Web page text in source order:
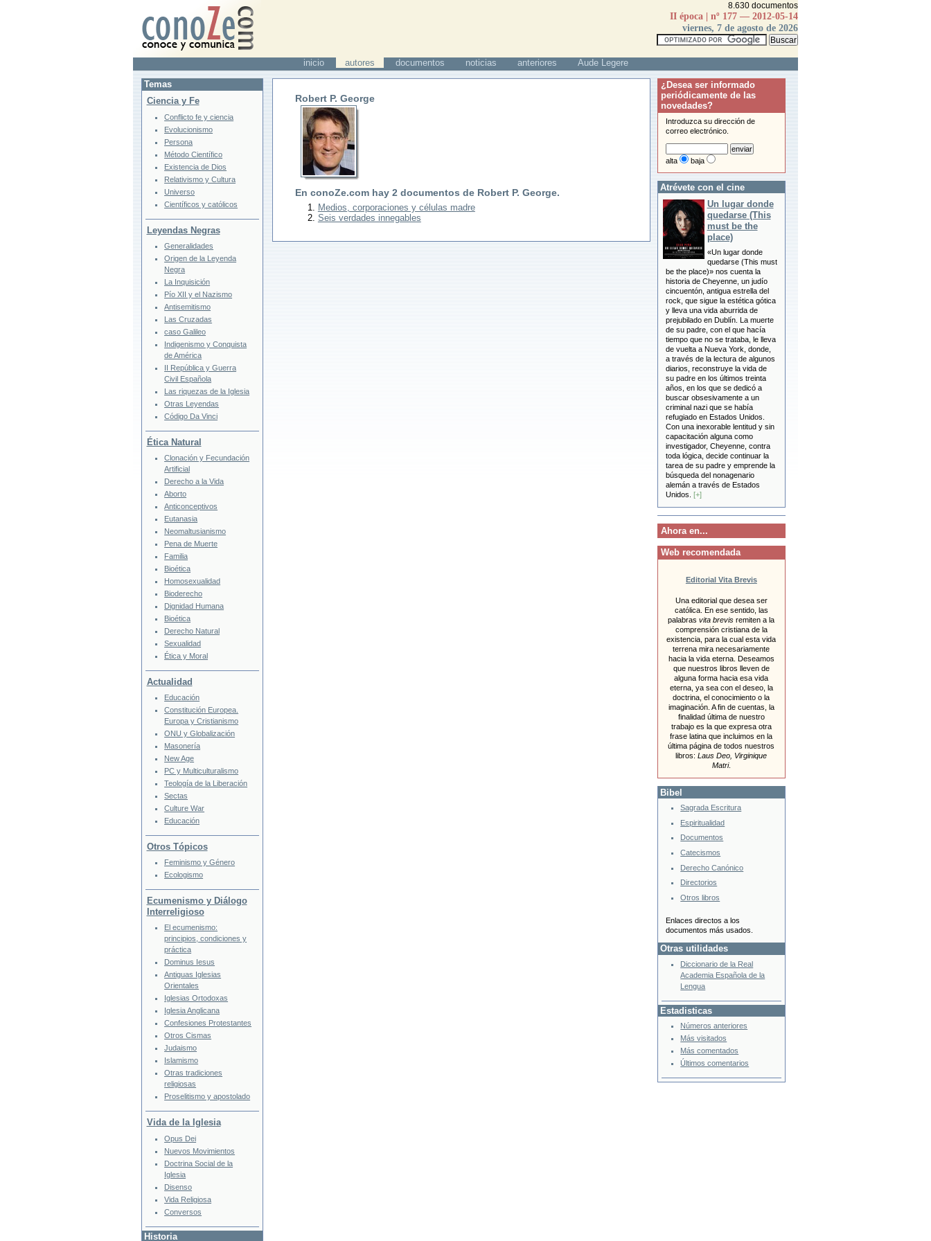
8.630 documentos
II época | nº 177 — 2012-05-14
viernes, 7 de agosto de 2026
inicio autores documentos noticias anteriores Aude Legere
Robert P. George
En conoZe.com hay2 documentos de Robert P. George.
Medios, corporaciones y células madre
Seis verdades innegables
Temas
Ciencia y Fe
Conflicto fe y ciencia
Evolucionismo
Persona
Método Científico
Existencia de Dios
Relativismo y Cultura
Universo
Científicos y católicos
Leyendas Negras
Generalidades
Origen de la Leyenda
Negra
La Inquisición
Pío XII y el Nazismo
Antisemitismo
Las Cruzadas
caso Galileo
Indigenismo y Conquista
de América
II República y Guerra
Civil Española
Las riquezas de la Iglesia
Otras Leyendas
Código Da Vinci
Ética Natural
Clonación y Fecundación
Artificial
Derecho a la Vida
Aborto
Anticonceptivos
Eutanasia
Neomaltusianismo
Pena de Muerte
Familia
Bioética
Homosexualidad
Bioderecho
Dignidad Humana
Bioética
Derecho Natural
Sexualidad
Ética y Moral
Actualidad
Educación
Constitución Europea.
Europa y Cristianismo
ONU y Globalización
Masonería
New Age
PC y Multiculturalismo
Teología de la Liberación
Sectas
Culture War
Educación
Otros Tópicos
Feminismo y Género
Ecologismo
Ecumenismo y Diálogo
Interreligioso
El ecumenismo:
principios, condiciones y
práctica
Dominus Iesus
Antiguas Iglesias
Orientales
Iglesias Ortodoxas
Iglesia Anglicana
Confesiones Protestantes
Otros Cismas
Judaismo
Islamismo
Otras tradiciones
religiosas
Proselitismo y apostolado
Vida de la Iglesia
Opus Dei
Nuevos Movimientos
Doctrina Social de la
Iglesia
Disenso
Vida Religiosa
Conversos
Historia
¿Desea ser informado
periódicamente de las
novedades?
Introduzca su dirección de
correo electrónico.
alta baja
Atrévete con el cine
Un lugar donde
quedarse (This
must be the
place)
«Un lugar donde
quedarse (This must
be the place)» nos cuenta la
historia de Cheyenne, un judío
cincuentón, antigua estrella del
rock, que sigue la estética gótica
y lleva una vida aburrida de
prejubilado en Dublín. La muerte
de su padre, con el que hacía
tiempo que no se trataba, le lleva
de vuelta a Nueva York, donde,
a través de la lectura de algunos
diarios, reconstruye la vida de
su padre en los últimos treinta
años, en los que se dedicó a
buscar obsesivamente a un
criminal nazi que se había
refugiado en Estados Unidos.
Con una inexorable lentitud y sin
capacitación alguna como
investigador, Cheyenne, contra
toda lógica, decide continuar la
tarea de su padre y emprende la
búsqueda del nonagenario
alemán a través de Estados
Unidos. [+]
Ahora en...
Web recomendada
Editorial Vita Brevis
Una editorial que desea ser
católica. En ese sentido, las
palabrasvita brevis remiten a la
comprensión cristiana de la
existencia, para la cual esta vida
terrena mira necesariamente
hacia la vida eterna. Deseamos
que nuestros libros lleven de
alguna forma hacia esa vida
eterna, ya sea con el deseo, la
doctrina, el conocimiento o la
imaginación. A fin de cuentas, la
finalidad última de nuestro
trabajo es la que expresa otra
frase latina que incluimos en la
última página de todos nuestros
libros:Laus Deo, Virginique
Matri.
Bibel
Sagrada Escritura
Espiritualidad
Documentos
Catecismos
Derecho Canónico
Directorios
Otros libros
Enlaces directos a los
documentos más usados.
Otras utilidades
Diccionario de la Real
Academia Española de la
Lengua
Estadisticas
Números anteriores
Más visitados
Más comentados
Últimos comentarios